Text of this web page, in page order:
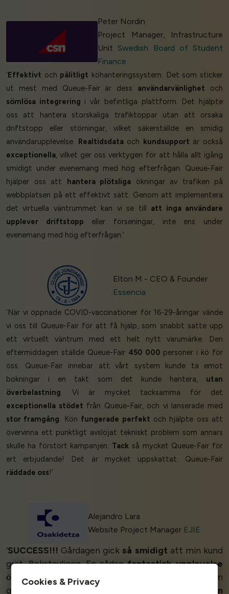
Peter Nordin
Project Manager, Infrastructure
Unit Swedish Board of Student
Finance
‘ Effektivt och pålitligt köhanteringssystem. Det som sticker
ut mest med Queue-Fair är dess användarvänlighet och
sömlösa integrering i vår befintliga plattform. Det hjälpte
oss att hantera storskaliga trafiktoppar utan att orsaka
driftstopp eller störningar, vilket säkerställde en smidig
användarupplevelse.
Realtidsdataoch kundsupport är också
exceptionella, vilket ger oss verktygen för att hålla allt igång
smidigt under evenemang med hög efterfrågan. Queue-Fair
hjälper oss att
hantera plötsliga ökningar av trafiken på
webbplatsen på ett effektivt sätt. Genom att implementera
det virtuella väntrummet kan vi se till att inga användare
upplever driftstopp eller förseningar, inte ens under
evenemang med hög efterfrågan.’
Elton M - CEO & Founder
Essencia
‘När vi öppnade COVID-vaccinationer för 16-29-åringar vände
vi oss till Queue-Fair för att få hjälp, som snabbt satte upp
ett virtuellt väntrum med ett helt nytt varumärke. Den
eftermiddagen ställde Queue-Fair 450 000 personer i kö för
oss. Queue-Fair innebar att vårt system kunde ta emot
bokningar i en takt som det kunde hantera, utan
överbelastning. Vi är mycket tacksamma för det
exceptionella stödet från Queue-Fair, och vi lanserade med
stor framgång. Kön fungerade perfekt och hjälpte oss att
övervinna ett punktligt avslöjat tekniskt problem som annars
skulle ha förstört kampanjen. Tack så mycket Queue-Fair för
ert erbjudande! Det är mycket uppskattat. Queue-Fair
räddade oss!’
Alejandro Lara
Website Project Manager EJIE
‘SUCCESS!!! Gårdagen gick så smidigt att min kund
grät. Bokstavligen. En sådanfantastisk upplevelse
överallt.Otroligt bra support. Otrolig produkt
som
gav en utmärkt upplevelse för slutanvändaren.
Min
Cookies & Privacy